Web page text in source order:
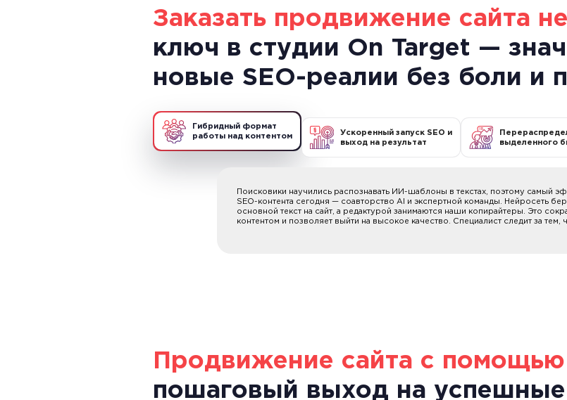
Заказать продвижение сайта
ключ в студии On Target —
новые SEO-реалии без боли и
Гибридный формат
работы над контентом
Ускоренный запуск SEO и
выход на результат
выделенного
Поисковики научились распознавать ИИ-шаблоны в текстах, поэтому самый
SEO-контента сегодня — соавторство AI и экспертной команды. Нейросеть
основной текст на сайт, а редактурой занимаются наши копирайтеры. Это
контентом и позволяет выйти на высокое качество. Специалист следит за
Продвижение сайта с
пошаговый выход на